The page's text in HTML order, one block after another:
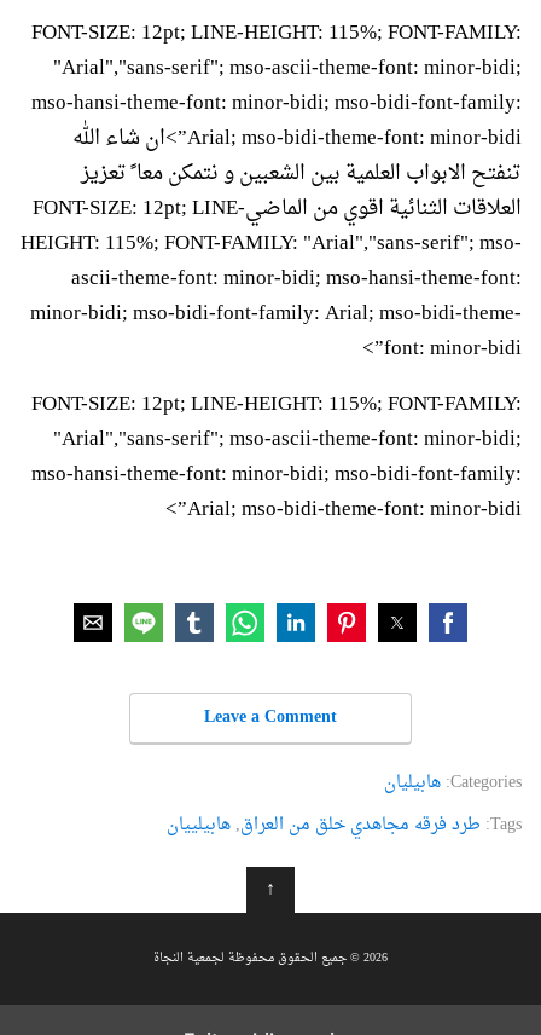
FONT-SIZE: 12pt; LINE-HEIGHT: 115%; FONT-FAMILY:
"Arial","sans-serif"; mso-ascii-theme-font: minor-bidi;
mso-hansi-theme-font: minor-bidi; mso-bidi-font-family:
Arial; mso-bidi-theme-font: minor-bidi”>ان شاء الله
تنفتح الابواب العلمية بين الشعبين و نتمكن معا ً تعزيز
العلاقات الثنائية اقوي من الماضيFONT-SIZE: 12pt; LINE-
HEIGHT: 115%; FONT-FAMILY: "Arial","sans-serif"; mso-
ascii-theme-font: minor-bidi; mso-hansi-theme-font:
minor-bidi; mso-bidi-font-family: Arial; mso-bidi-theme-
font: minor-bidi”>
FONT-SIZE: 12pt; LINE-HEIGHT: 115%; FONT-FAMILY:
"Arial","sans-serif"; mso-ascii-theme-font: minor-bidi;
mso-hansi-theme-font: minor-bidi; mso-bidi-font-family:
Arial; mso-bidi-theme-font: minor-bidi”>
Leave a Comment
Categories: هابيليان
Tags: طرد فرقه مجاهدي خلق من العراق,هابیلییان
↑
2026 © جميع الحقوق محفوظة لجمعية النجاة